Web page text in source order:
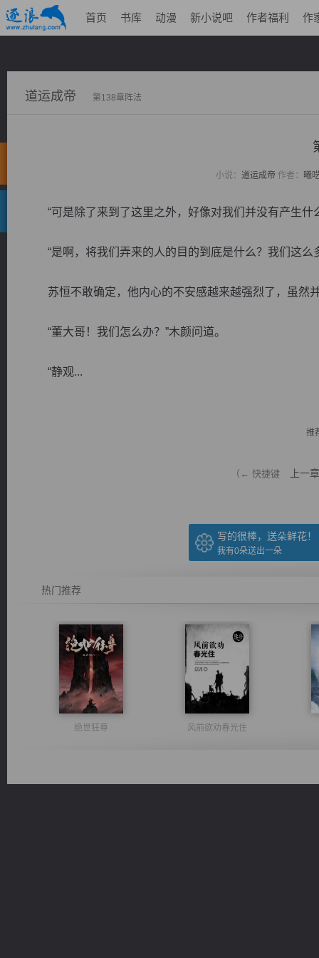
首页 书库 动漫 新小说吧 作者福利 作
道运成帝 第138章阵法
小说： 道运成帝 作者： 曦
“可是除了来到了这里之外，好像对我们并没有产生什
“是啊，将我们弄来的人的目的到底是什么？我们这么
苏恒不敢确定，他内心的不安感越来越强烈了，虽然
“董大哥！我们怎么办？”木颜问道。
“静观...
推
（← 快捷键 上一章
写的很棒，送朵鲜花！
我有0朵送出一朵
热门推荐
绝世狂尊 风前欲劝春光住